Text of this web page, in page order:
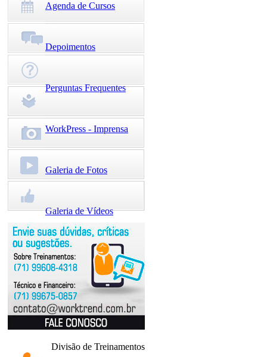
Agenda de Cursos
Depoimentos
Perguntas Frequentes
WorkPress - Imprensa
Galeria de Fotos
Galeria de Vídeos
WorkTrend no Facebook
Divisão de Treinamentos